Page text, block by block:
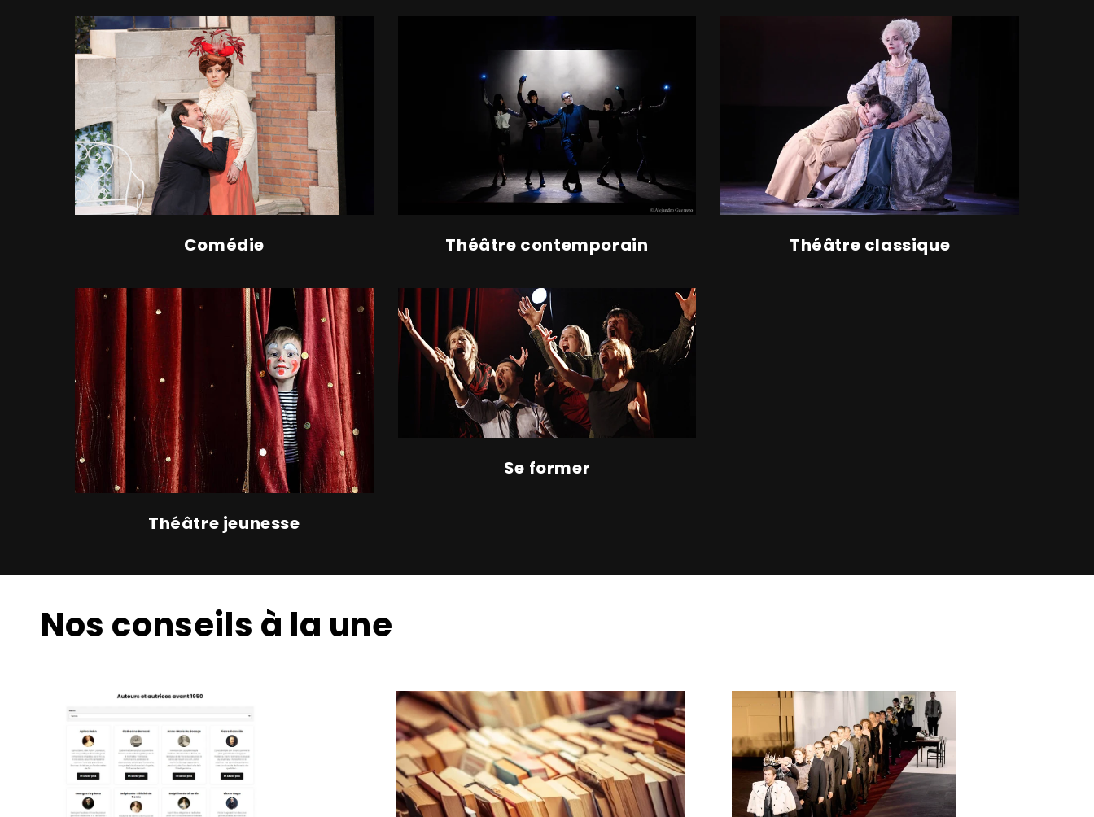
Comédie Théâtre contemporain Théâtre classique
Théâtre jeunesse
Se former
Nos conseils à la une